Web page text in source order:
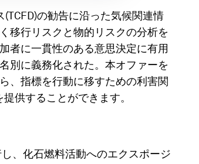
の勧告に沿った気候関連情
移行リスクと物的リスクの分析を
者に一貫性のある意思決定に有用
別に義務化された。本オファーを
、指標を行動に移すための利害関
供することができます。
、化石燃料活動へのエクスポージ